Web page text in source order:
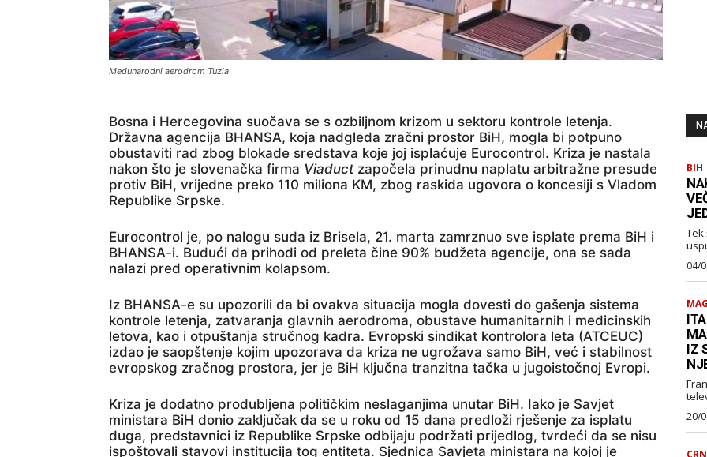
Međunarodni aerodrom Tuzla
Bosna i Hercegovina suočava se s ozbiljnom krizom u sektoru kontrole letenja.
Državna agencija BHANSA, koja nadgleda zračni prostor BiH, mogla bi potpuno
obustaviti rad zbog blokade sredstava koje joj isplaćuje Eurocontrol. Kriza je nastala
nakon što je slovenačka firma Viaductzapočela prinudnu naplatu arbitražne presude
protiv BiH, vrijedne preko 110 miliona KM, zbog raskida ugovora o koncesiji s Vladom
Republike Srpske.
Eurocontrol je, po nalogu suda iz Brisela, 21. marta zamrznuo sve isplate prema BiH i
BHANSA-i. Budući da prihodi od preleta čine 90% budžeta agencije, ona se sada
nalazi pred operativnim kolapsom.
Iz BHANSA-e su upozorili da bi ovakva situacija mogla dovesti do gašenja sistema
kontrole letenja, zatvaranja glavnih aerodroma, obustave humanitarnih i medicinskih
letova, kao i otpuštanja stručnog kadra. Evropski sindikat kontrolora leta (ATCEUC)
izdao je saopštenje kojim upozorava da kriza ne ugrožava samo BiH, već i stabilnost
evropskog zračnog prostora, jer je BiH ključna tranzitna tačka u jugoistočnoj Evropi.
Kriza je dodatno produbljena političkim neslaganjima unutar BiH. Iako je Savjet
ministara BiH donio zaključak da se u roku od 15 dana predloži rješenje za isplatu
duga, predstavnici iz Republike Srpske odbijaju podržati prijedlog, tvrdeći da se nisu
ispoštovali stavovi institucija tog entiteta. Sjednica Savjeta ministara na kojoj je
BIH
Tek
04/
IZ
20/